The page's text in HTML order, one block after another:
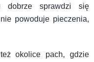
dobrze sprawdzi się
powoduje pieczenia,
okolice pach, gdzie